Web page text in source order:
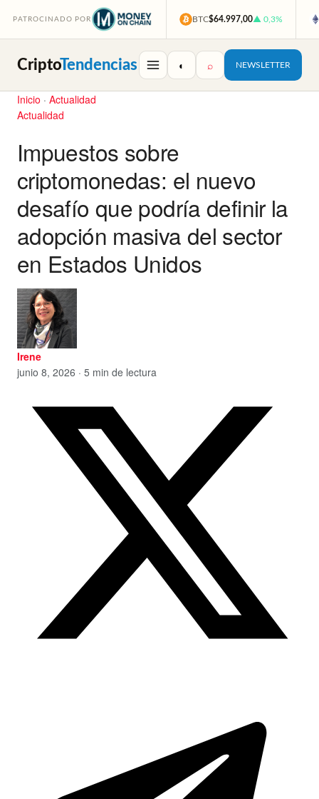
PATROCINADO POR BTC$64.997,00▲ 0,3%
CriptoTendencias ◐ ⌕ NEWSLETTER
Inicio · Actualidad
Actualidad
Impuestos sobre
criptomonedas: el nuevo
desafío que podría definir la
adopción masiva del sector
en Estados Unidos
Irene
junio 8, 2026 · 5 min de lectura